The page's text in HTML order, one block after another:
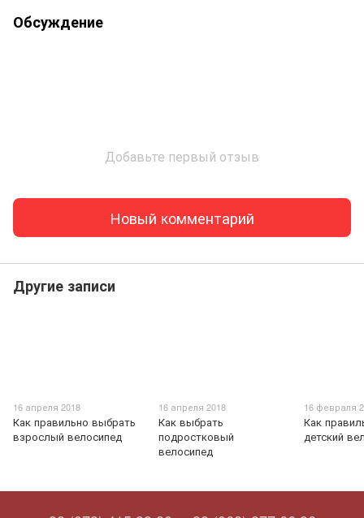
Обсуждение
Добавьте первый отзыв
Новый комментарий
Другие записи
16 апреля 2018
Как правильно выбрать
взрослый велосипед
16 апреля 2018
Как выбрать
подростковый
велосипед
16 февраля
Как
детский